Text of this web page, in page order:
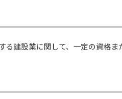
る建設業に関して、一定の資格